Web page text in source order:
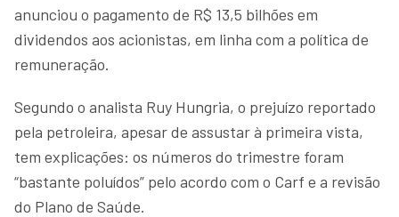
anunciou o pagamento de R$ 13,5 bilhões em
dividendos aos acionistas, em linha com a política de
remuneração.
Segundo o analista Ruy Hungria, o prejuízo reportado
pela petroleira, apesar de assustar à primeira vista,
tem explicações: os números do trimestre foram
“bastante poluídos” pelo acordo com o Carf e a revisão
do Plano de Saúde.